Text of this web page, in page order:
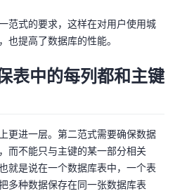
范式的要求，这样在对用户使用城
也提高了数据库的性能。
表中的每列都和主键
更进一层。第二范式需要确保数据
而不能只与主键的某一部分相关
就是说在一个数据库表中，一个表
多种数据保存在同一张数据库表